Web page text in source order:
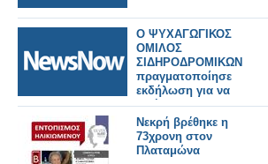
Ο ΨΥΧΑΓΩΓΙΚΟΣ
ΟΜΙΛΟΣ
ΣΙΔΗΡΟΔΡΟΜΙΚΩΝ
πραγματοποίησε
εκδήλωση για να
τιμήσει τον Άγιο
Διάκονο Φίλιππο,
προστάτη των
σιδηροδρομικών.
Νεκρή βρέθηκε η
73χρονη στον
Πλαταμώνα